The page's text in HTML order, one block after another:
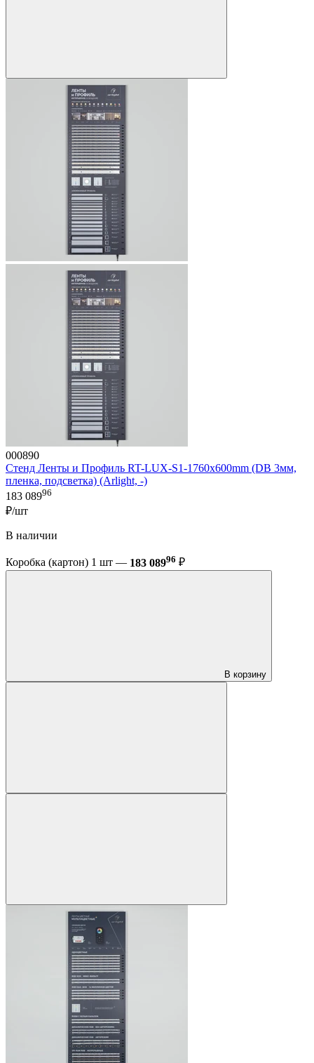
000890
Стенд Ленты и Профиль RT-LUX-S1-1760x600mm (DB 3мм,
пленка, подсветка) (Arlight, -)
183 08996
₽/шт
В наличии
Коробка (картон) 1 шт — 183 08996 ₽
В корзину